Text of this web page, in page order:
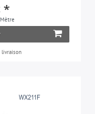
*
livraison